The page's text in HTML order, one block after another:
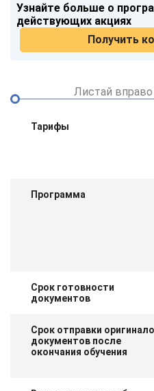
Узнайте больше о
действующих акциях
Получить
Листай
Тарифы
Программа
Срок готовности
документов
Срок отправки
документов после
окончания обучения